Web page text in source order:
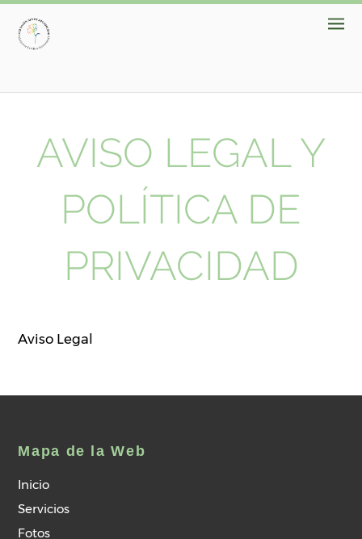
AVISO LEGAL Y
POLÍTICA DE
PRIVACIDAD
Aviso Legal
Mapa de la Web
Inicio
Servicios
Fotos